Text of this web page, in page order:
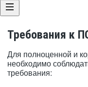
Требования к
Для полноценной и
необходимо
требования: